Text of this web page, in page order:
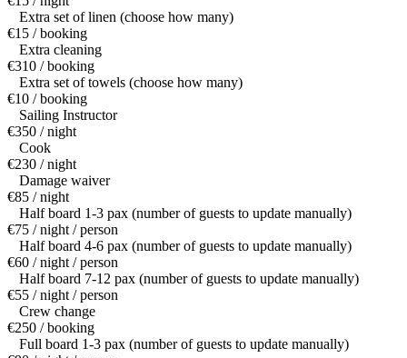
Extra set of linen (choose how many)
€15 / booking
Extra cleaning
€310 / booking
Extra set of towels (choose how many)
€10 / booking
Sailing Instructor
€350 / night
Cook
€230 / night
Damage waiver
€85 / night
Half board 1-3 pax (number of guests to update manually)
€75 / night / person
Half board 4-6 pax (number of guests to update manually)
€60 / night / person
Half board 7-12 pax (number of guests to update manually)
€55 / night / person
Crew change
€250 / booking
Full board 1-3 pax (number of guests to update manually)